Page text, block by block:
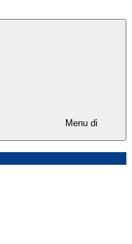
Menu di